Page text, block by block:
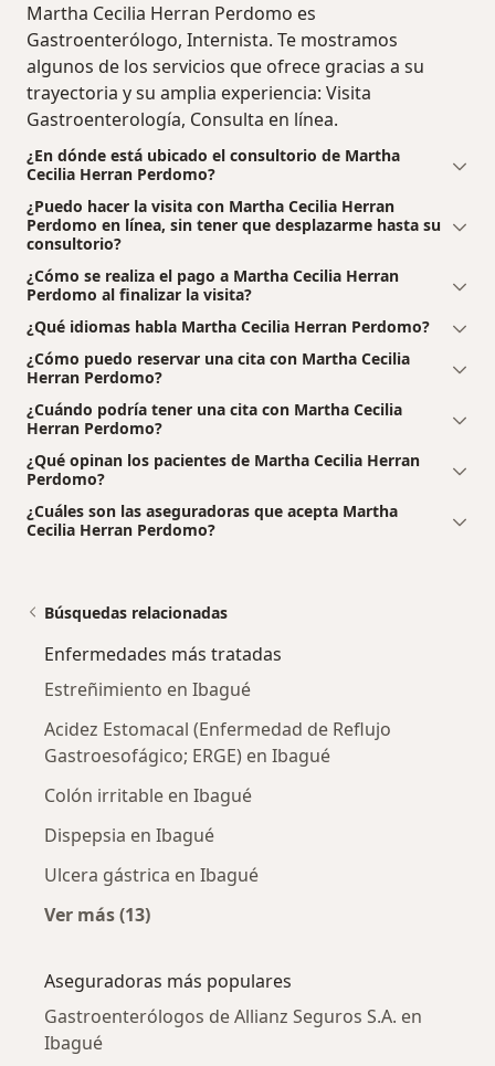
Martha Cecilia Herran Perdomo es
Gastroenterólogo, Internista. Te mostramos
algunos de los servicios que ofrece gracias a su
trayectoria y su amplia experiencia: Visita
Gastroenterología, Consulta en línea.
¿En dónde está ubicado el consultorio de Martha
Cecilia Herran Perdomo?
¿Puedo hacer la visita con Martha Cecilia Herran
Perdomo en línea, sin tener que desplazarme hasta su
consultorio?
¿Cómo se realiza el pago a Martha Cecilia Herran
Perdomo al finalizar la visita?
¿Qué idiomas habla Martha Cecilia Herran Perdomo?
¿Cómo puedo reservar una cita con Martha Cecilia
Herran Perdomo?
¿Cuándo podría tener una cita con Martha Cecilia
Herran Perdomo?
¿Qué opinan los pacientes de Martha Cecilia Herran
Perdomo?
¿Cuáles son las aseguradoras que acepta Martha
Cecilia Herran Perdomo?
Búsquedas relacionadas
Enfermedades más tratadas
Estreñimiento en Ibagué
Acidez Estomacal (Enfermedad de Reflujo
Gastroesofágico; ERGE) en Ibagué
Colón irritable en Ibagué
Dispepsia en Ibagué
Ulcera gástrica en Ibagué
Ver más (13)
Aseguradoras más populares
Gastroenterólogos de Allianz Seguros S.A. en
Ibagué